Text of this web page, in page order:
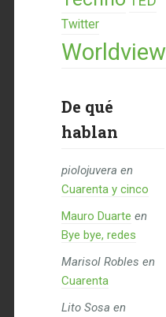
Twitter
Worldview
De qué
hablan
piolojuvera en
Cuarenta y cinco
Mauro Duarte en
Bye bye, redes
Marisol Robles en
Cuarenta
Lito Sosa en